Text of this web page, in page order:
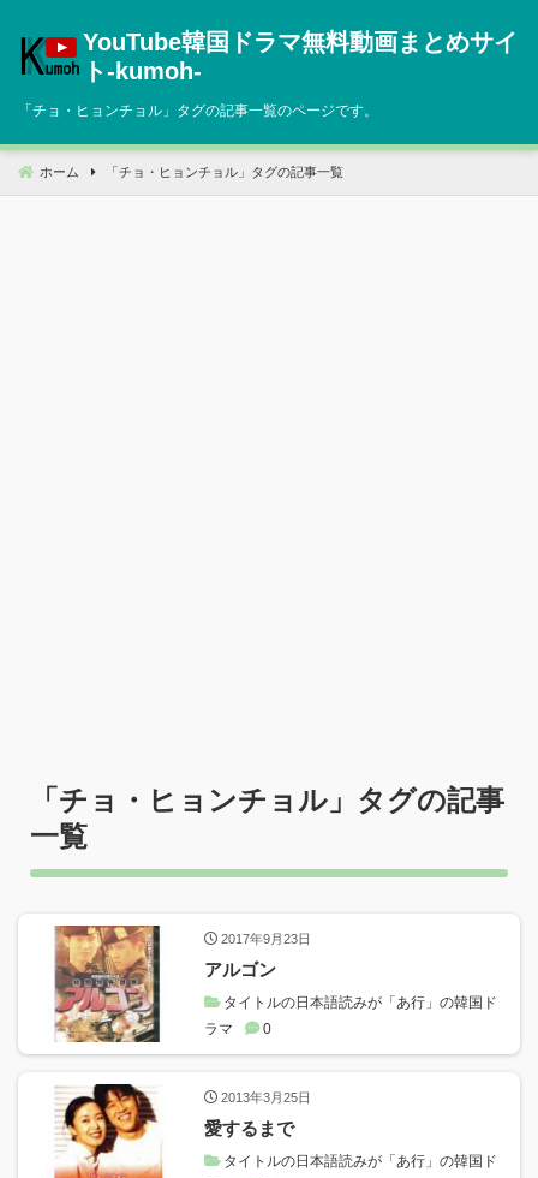
へ
動
YouTube韓国ドラマ無料動画まとめサイ
ト‐kumoh‐
「チョ・ヒョンチョル 」タグの記事一覧のページです。
ホーム 「 チョ・ヒョンチョル 」タグの記事一覧
「チョ・ヒョンチョル 」タグの記事
一覧
2017年9月23日
アルゴン
タイトルの日本語読みが「あ行」の韓国ド
ラマ
0
2013年3月25日
愛するまで
タイトルの日本語読みが「あ行」の韓国ド